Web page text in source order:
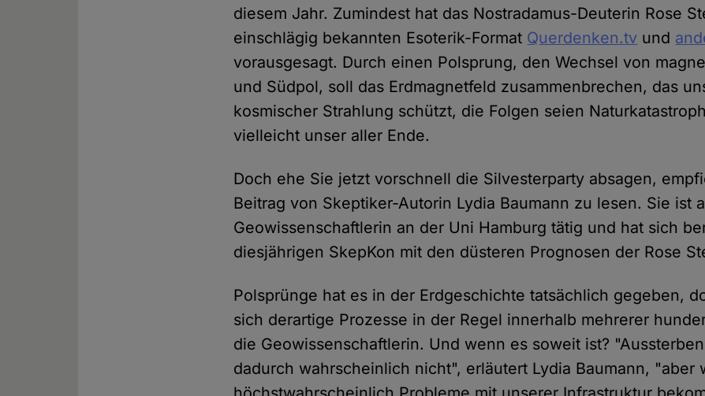
diesem Jahr. Zumindest hat das Nostradamus-Deuterin Rose
einschlägig bekannten Esoterik-Format Querdenken.tv und
vorausgesagt. Durch einen Polsprung, den Wechsel von
und Südpol, soll das Erdmagnetfeld zusammenbrechen, das
kosmischer Strahlung schützt, die Folgen seien
vielleicht unser aller Ende.
Doch ehe Sie jetzt vorschnell die Silvesterparty absagen,
Beitrag von Skeptiker-Autorin Lydia Baumann zu lesen. Sie ist
Geowissenschaftlerin an der Uni Hamburg tätig und hat sich
diesjährigen SkepKon mit den düsteren Prognosen der Rose
Polsprünge hat es in der Erdgeschichte tatsächlich gegeben,
sich derartige Prozesse in der Regel innerhalb mehrerer
die Geowissenschaftlerin. Und wenn es soweit ist?
dadurch wahrscheinlich nicht", erläutert Lydia Baumann, "aber